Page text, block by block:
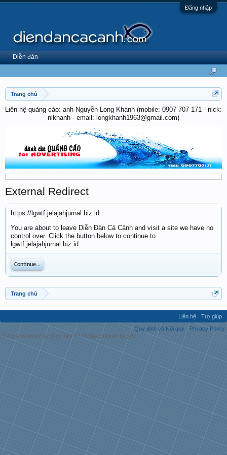
Đăng nhập
Trang chủ
Liên hệ quảng cáo: anh Nguyễn Long Khánh (mobile: 0907 707 171 - nick:
nlkhanh - email: longkhanh1963@gmail.com)
External Redirect
https://lgwtf.jelajahjurnal.biz.id
You are about to leave Diễn Đàn Cá Cảnh and visit a site we have no
control over. Click the button below to continue to
lgwtf.jelajahjurnal.biz.id.
Continue...
Trang chủ
Diễn đàn
Liên hệ
Trợ giúp
Quy định và Nội quy
Privacy Policy
Forum software by XenForo™ | Media embeds by s9e